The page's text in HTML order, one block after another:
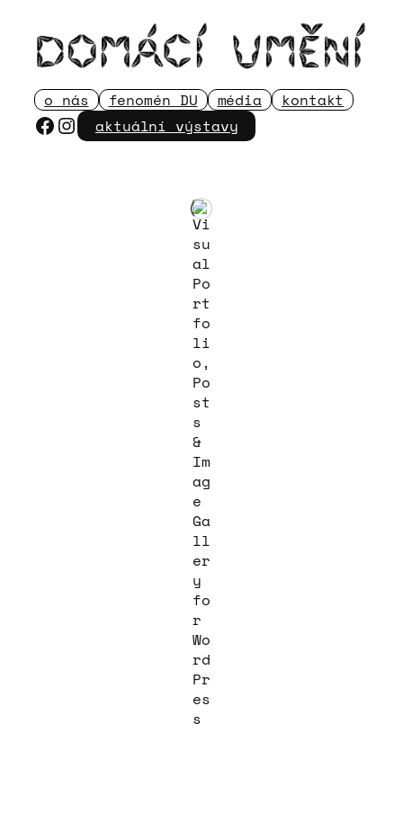
obsah
o nás fenomén DU média kontakt
Facebook
Instagram
aktuální výstavy